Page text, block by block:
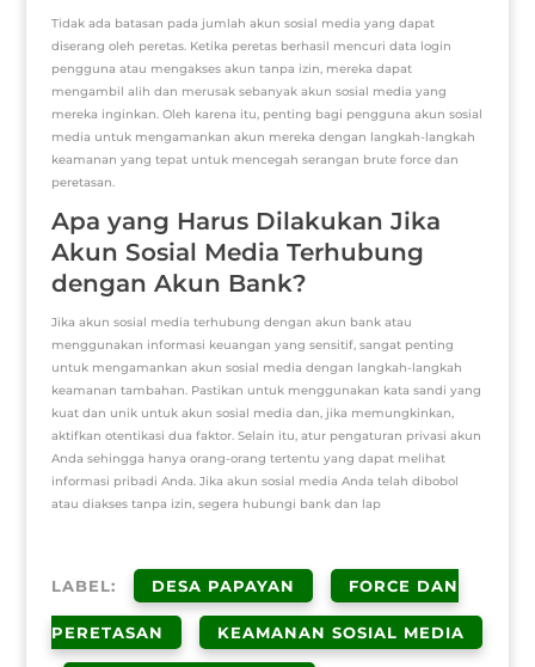
Tidak ada batasan pada jumlah akun sosial media yang dapat
diserang oleh peretas. Ketika peretas berhasil mencuri data login
pengguna atau mengakses akun tanpa izin, mereka dapat
mengambil alih dan merusak sebanyak akun sosial media yang
mereka inginkan. Oleh karena itu, penting bagi pengguna akun sosial
media untuk mengamankan akun mereka dengan langkah-langkah
keamanan yang tepat untuk mencegah serangan brute force dan
peretasan.
Apa yang Harus Dilakukan Jika
Akun Sosial Media Terhubung
dengan Akun Bank?
Jika akun sosial media terhubung dengan akun bank atau
menggunakan informasi keuangan yang sensitif, sangat penting
untuk mengamankan akun sosial media dengan langkah-langkah
keamanan tambahan. Pastikan untuk menggunakan kata sandi yang
kuat dan unik untuk akun sosial media dan, jika memungkinkan,
aktifkan otentikasi dua faktor. Selain itu, atur pengaturan privasi akun
Anda sehingga hanya orang-orang tertentu yang dapat melihat
informasi pribadi Anda. Jika akun sosial media Anda telah dibobol
atau diakses tanpa izin, segera hubungi bank dan lap
LABEL: DESA PAPAYAN FORCE DAN
PERETASAN KEAMANAN SOSIAL MEDIA